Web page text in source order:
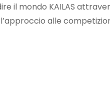
il mondo KAILAS
alle